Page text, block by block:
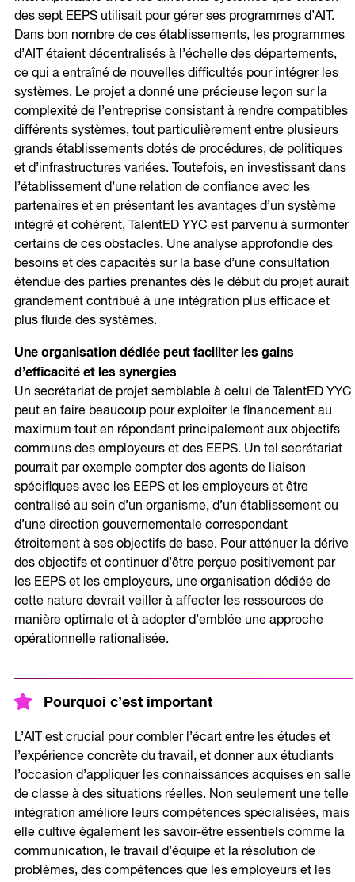
des sept EEPS utilisait pour gérer ses programmes d’AIT.
Dans bon nombre de ces établissements, les programmes
d’AIT étaient décentralisés à l’échelle des départements,
ce qui a entraîné de nouvelles difficultés pour intégrer les
systèmes. Le projet a donné une précieuse leçon sur la
complexité de l’entreprise consistant à rendre compatibles
différents systèmes, tout particulièrement entre plusieurs
grands établissements dotés de procédures, de politiques
et d’infrastructures variées. Toutefois, en investissant dans
l’établissement d’une relation de confiance avec les
partenaires et en présentant les avantages d’un système
intégré et cohérent, TalentED YYC est parvenu à surmonter
certains de ces obstacles. Une analyse approfondie des
besoins et des capacités sur la base d’une consultation
étendue des parties prenantes dès le début du projet aurait
grandement contribué à une intégration plus efficace et
plus fluide des systèmes.
Une organisation dédiée peut faciliter les gains
d’efficacité et les synergies
Un secrétariat de projet semblable à celui de TalentED YYC
peut en faire beaucoup pour exploiter le financement au
maximum tout en répondant principalement aux objectifs
communs des employeurs et des EEPS. Un tel secrétariat
pourrait par exemple compter des agents de liaison
spécifiques avec les EEPS et les employeurs et être
centralisé au sein d’un organisme, d’un établissement ou
d’une direction gouvernementale correspondant
étroitement à ses objectifs de base. Pour atténuer la dérive
des objectifs et continuer d’être perçue positivement par
les EEPS et les employeurs, une organisation dédiée de
cette nature devrait veiller à affecter les ressources de
manière optimale et à adopter d’emblée une approche
opérationnelle rationalisée.
Pourquoi c’est important
L’AIT est crucial pour combler l’écart entre les études et
l’expérience concrète du travail, et donner aux étudiants
l’occasion d’appliquer les connaissances acquises en salle
de classe à des situations réelles. Non seulement une telle
intégration améliore leurs compétences spécialisées, mais
elle cultive également les savoir-être essentiels comme la
communication, le travail d’équipe et la résolution de
problèmes, des compétences que les employeurs et les